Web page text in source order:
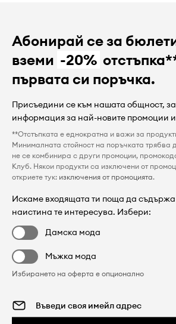
Абонирай се за
вземи -20%
първата си поръчка.
Присъедини се към нашата общност,
информация за най-новите промоции и
**Отстъпката е еднократна и важи за
Минималната стойност на поръчката трябва
не се комбинира с други промоции,
Клуб. Някои продукти са изключени от
откриете тук: изключения от промоцията.
Искаме входящата ти поща да съдържа
наистина те интересува. Избери:
Дамска мода
Мъжка мода
Избирането на оферта е опционално